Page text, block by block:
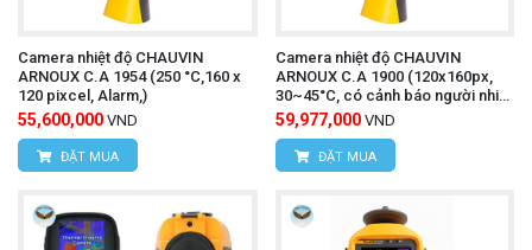
Camera nhiệt độ CHAUVIN
ARNOUX C.A 1954 (250 °C,160 x
120 pixcel, Alarm,)
55,600,000 VND
ĐẶT MUA
Camera nhiệt độ CHAUVIN
ARNOUX C.A 1900 (120x160px,
30~45°C, có cảnh báo người nhiệt
độ cao)
59,977,000 VND
ĐẶT MUA